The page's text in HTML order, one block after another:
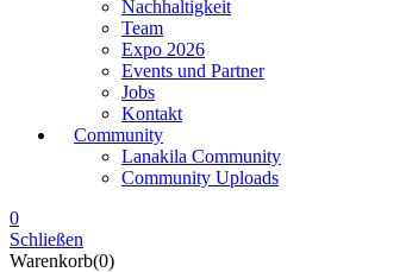
Nachhaltigkeit
Team
Expo 2026
Events und Partner
Jobs
Kontakt
Community
Lanakila Community
Community Uploads
0
Schließen
Warenkorb(0)